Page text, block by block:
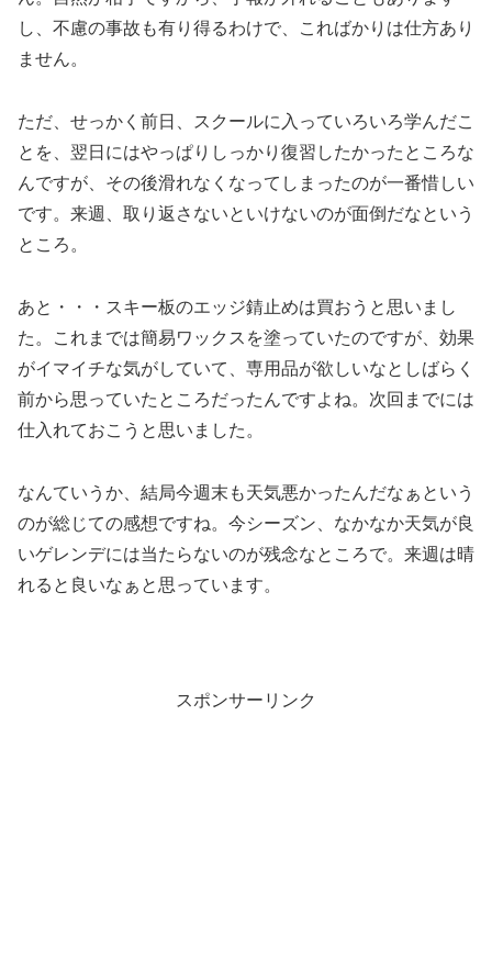
し、不慮の事故も有り得るわけで、こればかりは仕方あり
ません。
ただ、せっかく前日、スクールに入っていろいろ学んだこ
とを、翌日にはやっぱりしっかり復習したかったところな
んですが、その後滑れなくなってしまったのが一番惜しい
です。来週、取り返さないといけないのが面倒だなという
ところ。
あと・・・スキー板のエッジ錆止めは買おうと思いまし
た。これまでは簡易ワックスを塗っていたのですが、効果
がイマイチな気がしていて、専用品が欲しいなとしばらく
前から思っていたところだったんですよね。次回までには
仕入れておこうと思いました。
なんていうか、結局今週末も天気悪かったんだなぁという
のが総じての感想ですね。今シーズン、なかなか天気が良
いゲレンデには当たらないのが残念なところで。来週は晴
れると良いなぁと思っています。
スポンサーリンク